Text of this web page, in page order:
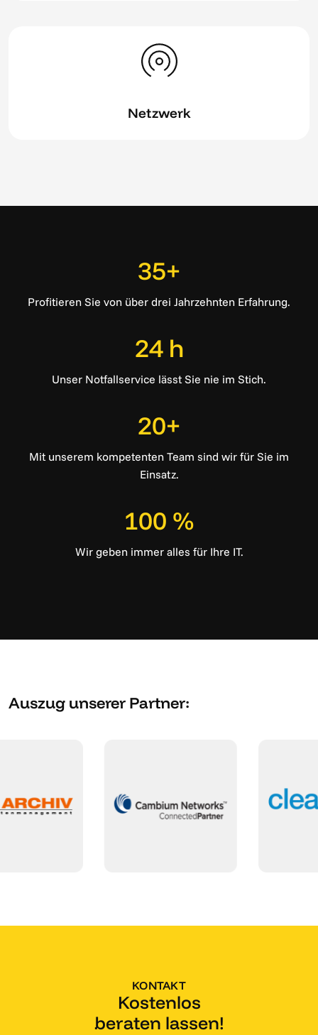
Netzwerk
35+
Profitieren Sie von über drei Jahrzehnten Erfahrung.
24 h
Unser Notfallservice lässt Sie nie im Stich.
20+
Mit unserem kompetenten Team sind wir für Sie im
Einsatz.
100 %
Wir geben immer alles für Ihre IT.
Auszug unserer Partner:
KONTAKT
Kostenlos
beraten lassen!